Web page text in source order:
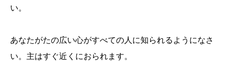
い。
あなたがたの広い心がすべての人に知られるようになさ
い。主はすぐ近くにおられます。